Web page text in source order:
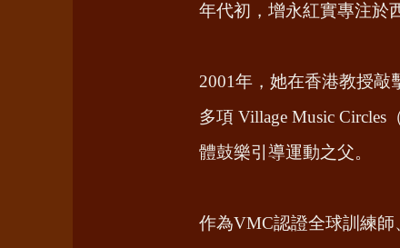
年代初，增永紅實專注於
2001年，她在香港教授
多項 Village Music
體鼓樂引導運動之父。
作為VMC認證全球訓練